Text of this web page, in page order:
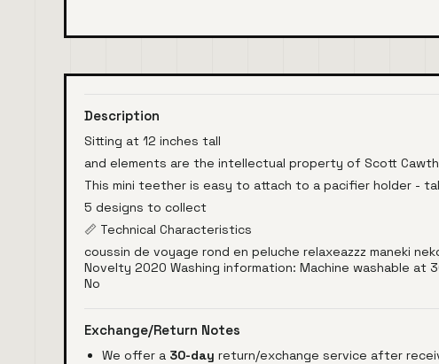
Description
Sitting at 12 inches tall
and elements are the intellectual property of Scott
This mini teether is easy to attach to a pacifier holder -
5 designs to collect
📏 Technical Characteristics
coussin de voyage rond en peluche relaxeazzz maneki
Novelty 2020 Washing information: Machine washable at
No
Exchange/Return Notes
We offer a 30-day return/exchange service after